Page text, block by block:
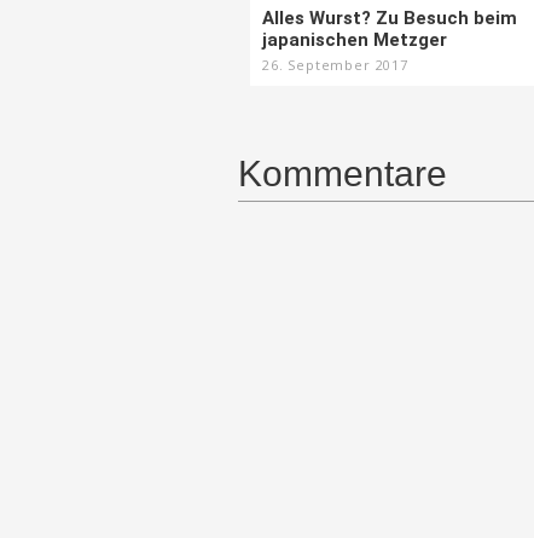
Alles Wurst? Zu Besuch beim
japanischen Metzger
26. September 2017
Kommentare